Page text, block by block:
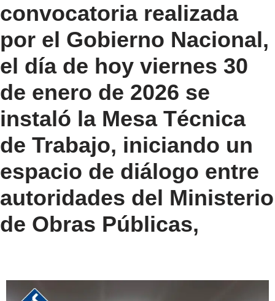
convocatoria realizada
por el Gobierno Nacional,
el día de hoy viernes 30
de enero de 2026 se
instaló la Mesa Técnica
de Trabajo, iniciando un
espacio de diálogo entre
autoridades del Ministerio
de Obras Públicas,